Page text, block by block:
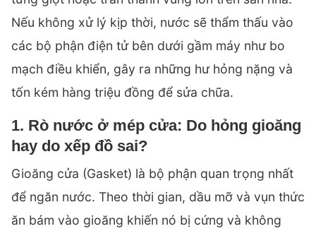
Nếu không xử lý kịp thời, nước sẽ thẩm thấu vào
các bộ phận điện tử bên dưới gầm máy như bo
mạch điều khiển, gây ra những hư hỏng nặng và
tốn kém hàng triệu đồng để sửa chữa.
1. Rò nước ở mép cửa: Do hỏng gioăng
hay do xếp đồ sai?
Gioăng cửa (Gasket) là bộ phận quan trọng nhất
để ngăn nước. Theo thời gian, dầu mỡ và vụn thức
ăn bám vào gioăng khiến nó bị cứng và không